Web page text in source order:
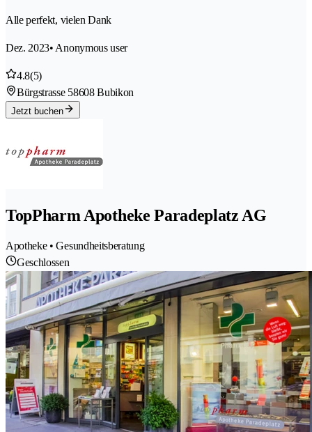
Alle perfekt, vielen Dank
Dez. 2023• Anonymous user
4.8(5)
Bürgstrasse 58608 Bubikon
Jetzt buchen
TopPharm Apotheke Paradeplatz AG
Apotheke • Gesundheitsberatung
Geschlossen